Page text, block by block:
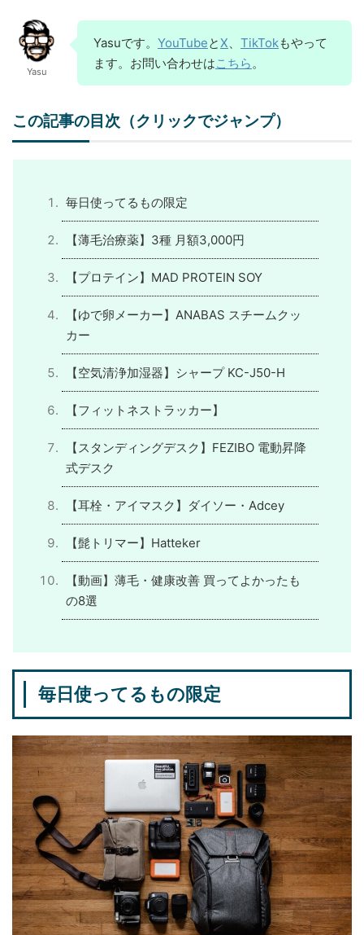
Yasu
Yasuです。 YouTubeとX、 TikTokもやって
ます。お問い合わせはこちら。
この記事の目次（クリックでジャンプ）
毎日使ってるもの限定
【薄毛治療薬】3種 月額3,000円
【プロテイン】MAD PROTEIN SOY
【ゆで卵メーカー】ANABAS スチームクッ
カー
【空気清浄加湿器】シャープ KC-J50-H
【フィットネストラッカー】
【スタンディングデスク】FEZIBO 電動昇降
式デスク
【耳栓・アイマスク】ダイソー・Adcey
【髭トリマー】Hatteker
【動画】薄毛・健康改善 買ってよかったも
の8選
毎日使ってるもの限定